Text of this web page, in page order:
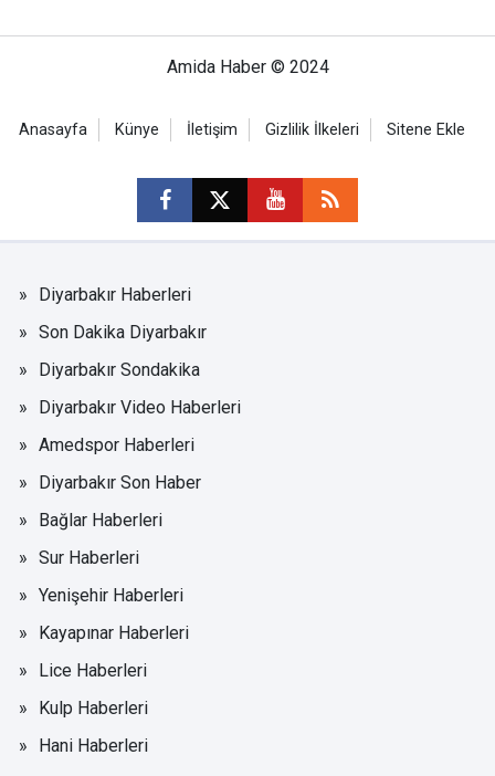
Amida Haber © 2024
Anasayfa Künye İletişim Gizlilik İlkeleri Sitene Ekle
Diyarbakır Haberleri
Son Dakika Diyarbakır
Diyarbakır Sondakika
Diyarbakır Video Haberleri
Amedspor Haberleri
Diyarbakır Son Haber
Bağlar Haberleri
Sur Haberleri
Yenişehir Haberleri
Kayapınar Haberleri
Lice Haberleri
Kulp Haberleri
Hani Haberleri